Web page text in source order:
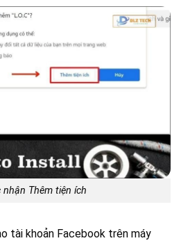
nhận Thêm tiện ích
tài khoản Facebook trên máy